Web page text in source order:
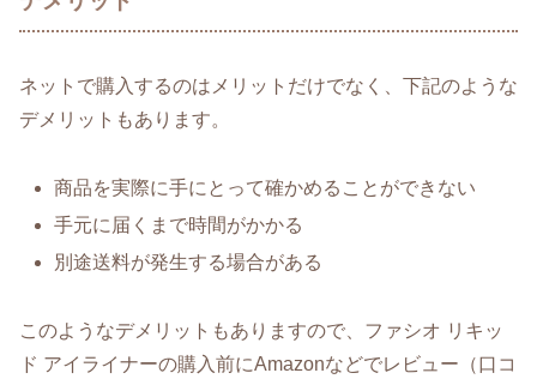
ネットで購入するのはメリットだけでなく、下記のような
デメリットもあります。
商品を実際に手にとって確かめることができない
手元に届くまで時間がかかる
別途送料が発生する場合がある
このようなデメリットもありますので、ファシオ リキッ
ド アイライナーの購入前にAmazonなどでレビュー（口コ